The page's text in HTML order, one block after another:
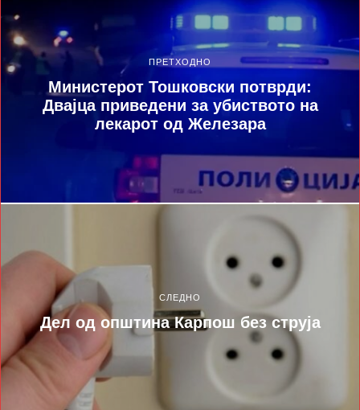
ПРЕТХОДНО
Министерот Тошковски потврди:
Двајца приведени за убиството на
лекарот од Железара
СЛЕДНО
Дел од општина Карпош без струја